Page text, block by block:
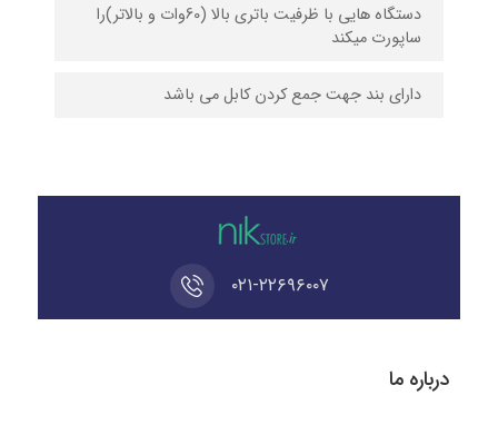
دستگاه هایی با ظرفیت باتری بالا (60وات و بالاتر)را
ساپورت میکند
دارای بند جهت جمع کردن کابل می باشد
۰۲۱-۲۲۶۹۶۰۰۷
درباره ما